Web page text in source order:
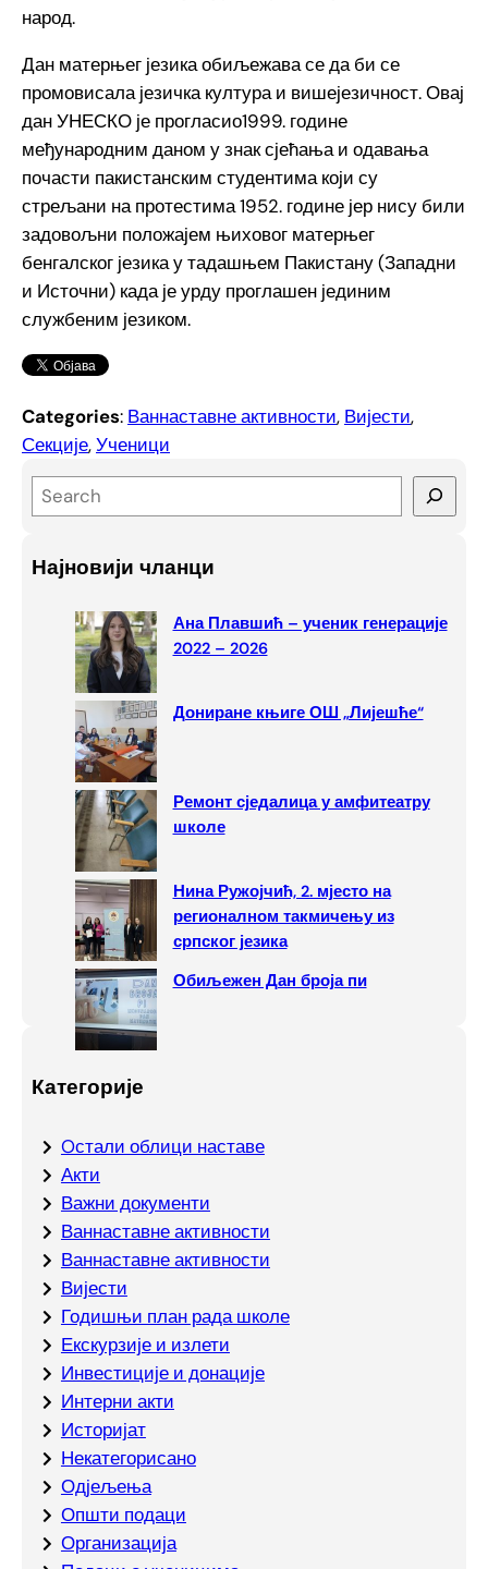
народ.
Дан матерњег језика обиљежава се да би се
промовисала језичка култура и вишејезичност. Овај
дан УНЕСКО је прогласио1999. године
међународним даном у знак сјећања и одавања
почасти пакистанским студентима који су
стрељани на протестима 1952. године јер нису били
задовољни положајем њиховог матерњег
бенгалског језика у тадашњем Пакистану (Западни
и Источни) када је урду проглашен јединим
службеним језиком.
Categories: Ваннаставне активности, Вијести
Секције, Ученици
e
rНајновији чланци
Ана Плавшић – ученик генерације
2022 – 2026
Дониране књиге ОШ „Лијешће“
Ремонт сједалица у амфитеатру
школе
Нина Ружојчић, 2. мјесто на
регионалном такмичењу из
српског језика
Обиљежен Дан броја пи
Категорије
Oстали облици наставе
Акти
Важни документи
Ваннаставне активности
Ваннаставне активности
Вијести
Годишњи план рада школе
Екскурзије и излети
Инвестиције и донације
Интерни акти
Историјат
Некатегорисано
Одјељења
Општи подаци
Организација